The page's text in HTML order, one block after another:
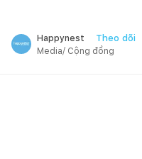
Happynest Theo dõi
Media/ Cộng đồng